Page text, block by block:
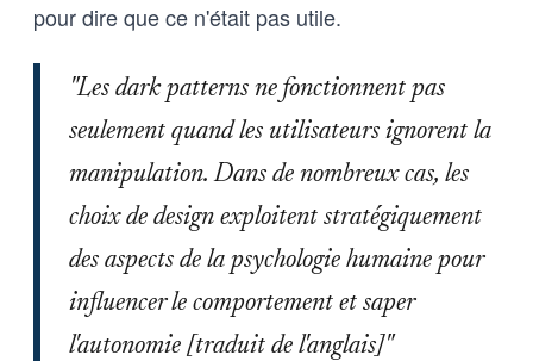
pour dire que ce n'était pas utile.
"Les dark patterns ne fonctionnent pas
seulement quand les utilisateurs ignorent la
manipulation. Dans de nombreux cas, les
choix de design exploitent stratégiquement
des aspects de la psychologie humaine pour
influencer le comportement et saper
l'autonomie [traduit de l'anglais]"